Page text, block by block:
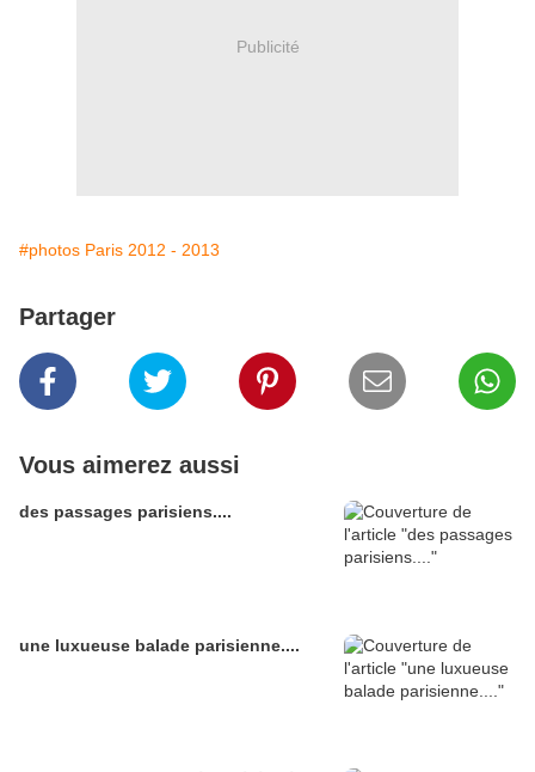
Publicité
#photos Paris 2012 - 2013
Partager
Vous aimerez aussi
des passages parisiens....
une luxueuse balade parisienne....